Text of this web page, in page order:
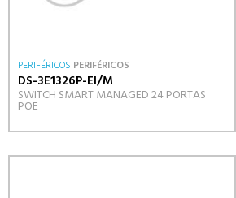
PERIFÉRICOS PERIFÉRICOS
DS-3E1326P-EI/M
SWITCH SMART MANAGED 24 PORTAS
POE